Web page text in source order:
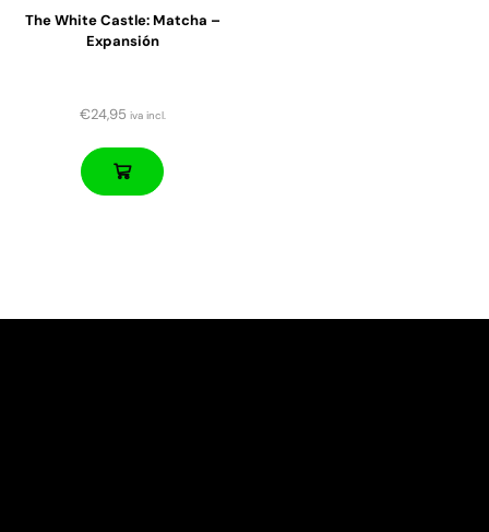
The White Castle: Matcha –
Expansión
€24,95 iva incl.